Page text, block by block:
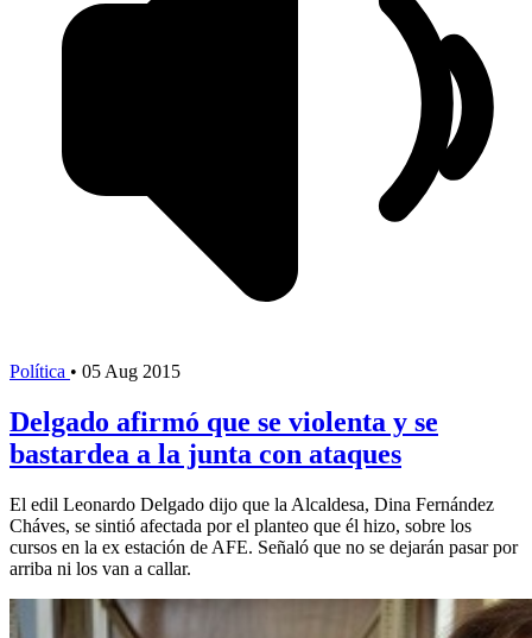
Política • 05 Aug 2015
Delgado afirmó que se violenta y se
bastardea a la junta con ataques
El edil Leonardo Delgado dijo que la Alcaldesa, Dina Fernández
Cháves, se sintió afectada por el planteo que él hizo, sobre los
cursos en la ex estación de AFE. Señaló que no se dejarán pasar por
arriba ni los van a callar.